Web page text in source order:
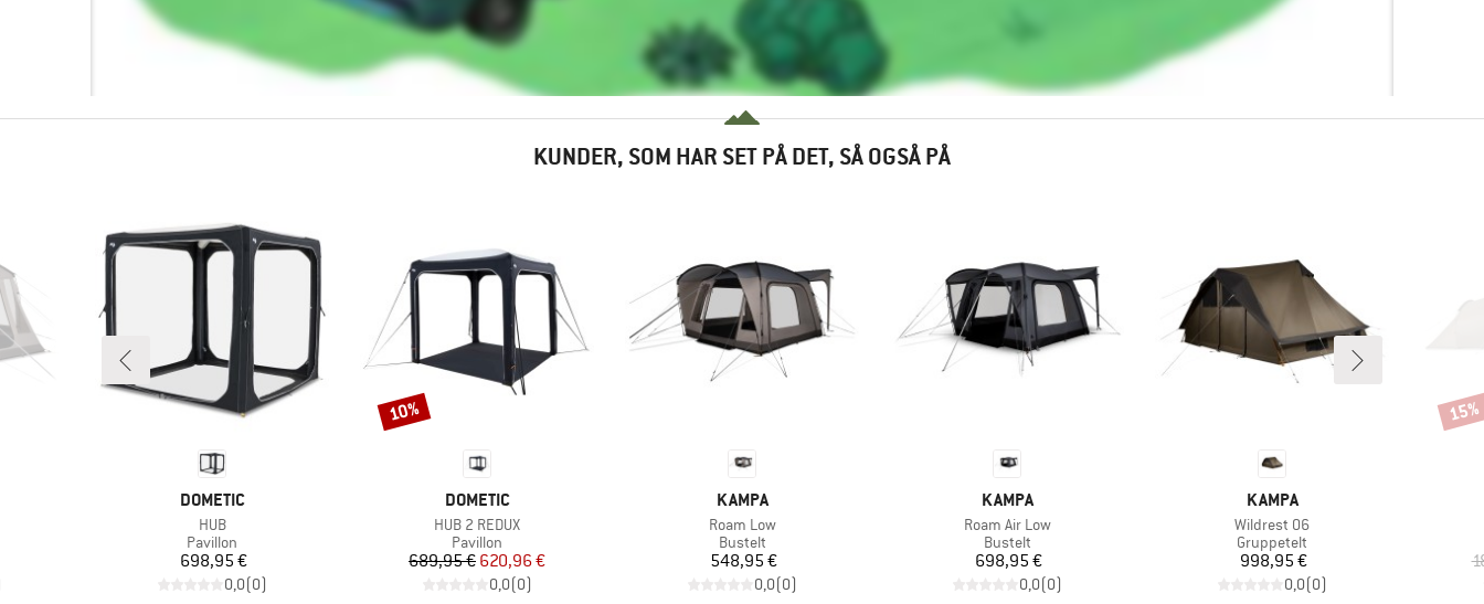
KUNDER, SOM HAR SET PÅ DET, SÅ OGSÅ PÅ
MÆRKE
DOMETIC
Artikel
HUB
Produktgruppe
Pavillon
Pris
698,95 €
0,0(0)
MÆRKE
DOMETIC
Artikel
HUB 2 REDUX
Produktgruppe
Pavillon
Pris
689,95 €Nedsat pris
620,96 €
0,0(0)
Rabat
10%
MÆRKE
KAMPA
Artikel
Roam Low
Produktgruppe
Bustelt
Pris
548,95 €
0,0(0)
MÆRKE
KAMPA
Artikel
Roam Air Low
Produktgruppe
Bustelt
Pris
698,95 €
0,0(0)
MÆRKE
KAMPA
Artikel
Wildrest 06
Produktgruppe
Gruppetelt
Pris
998,95 €
0,0(0)
Rabat
15%